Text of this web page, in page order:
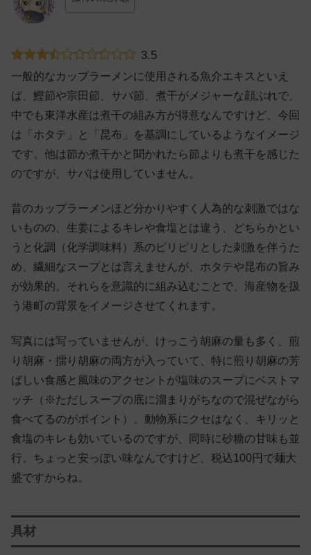
3.5
一般的なカップラーメンに使用される魚介エキスといえ
ば、鰹節や宗田節、サバ節、煮干がメジャーな顔ぶれで、
中でも東洋水産は煮干の組み方が得意なんですけど、今回
は「ホタテ」と「昆布」を基調にしているようなイメージ
です。他は節か煮干かと聞かれたら節よりも煮干を感じた
のですが、サバは使用していません。
昔のカップラーメンほど分かりやすく人為的な刺激ではな
いものの、生姜によるキレや食塩とは違う、どちらかとい
うと化調（化学調味料）系のピリピリとした刺激を伴うた
め、繊細なスープとは言えませんが、ホタテや昆布の旨み
が効果的。それらを意識的に組み込むことで、海産物を扱
う港町の背景をイメージさせてくれます。
写真には写っていませんが、けっこう胡麻の量も多く、煎
り胡麻・擂り胡麻の両方が入っていて、特に煎り胡麻の芳
ばしい食感と風味のアクセントが塩味のスープにベストマ
ッチ（※ただしスープの底に溜まりがちなので混ぜながら
食べてるのがポイント）。動物系にクセはなく、キリッと
食塩のキレも効いているのですが、同時に砂糖の甘味も並
行。ちょっと安っぽい味なんですけど、税込100円で麺大
盛ですからね。
具材